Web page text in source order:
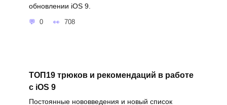
обновлении iOS 9.
0 708
ТОП19 трюков и рекомендаций в работе
с iOS 9
Постоянные нововведения и новый список